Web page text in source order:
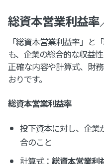
総資本営業利益
「総資本営業利益率」と
も、企業の総合的な収益
正確な内容や計算式、財
おりです。
総資本営業利益率
投下資本に対し、企業
合のこと
計算式： 総資本営業